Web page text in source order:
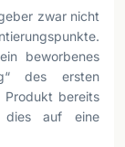
zwar nicht
beworbenes
des ersten
bereits
dies auf eine